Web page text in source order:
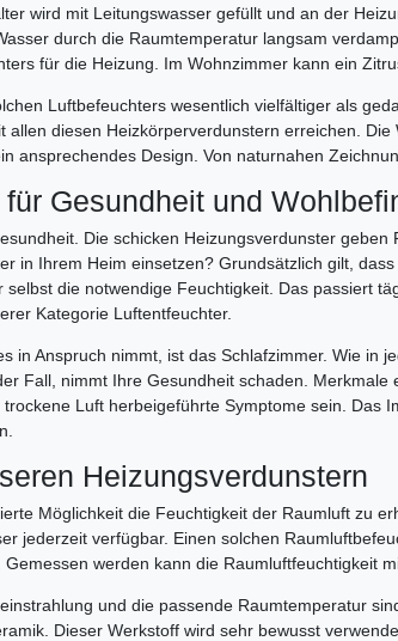
wird mit Leitungswasser gefüllt und an der
durch die Raumtemperatur langsam
für die Heizung. Im Wohnzimmer kann ein
Luftbefeuchters wesentlich vielfältiger als
diesen Heizkörperverdunstern erreichen.
ansprechendes Design. Von naturnahen
Gesundheit und
Die schicken Heizungsverdunster
in Ihrem Heim einsetzen? Grundsätzlich gilt,
die notwendige Feuchtigkeit. Das passiert
Kategorie Luftentfeuchter.
in Anspruch nimmt, ist das Schlafzimmer. Wie in
Fall, nimmt Ihre Gesundheit schaden.
Luft herbeigeführte Symptome sein. Das
Heizungsverdunstern
Möglichkeit die Feuchtigkeit der Raumluft zu
jederzeit verfügbar. Einen solchen
werden kann die Raumluftfeuchtigkeit
und die passende Raumtemperatur
Dieser Werkstoff wird sehr bewusst